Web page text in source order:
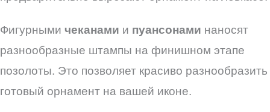
Фигурными чеканами и пуансонами наносят
разнообразные штампы на финишном этапе
позолоты. Это позволяет красиво разнообразить
готовый орнамент на вашей иконе.